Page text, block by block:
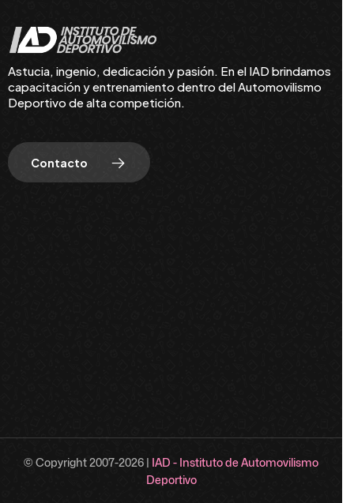
Astucia, ingenio, dedicación y pasión. En el IAD brindamos
capacitación y entrenamiento dentro del Automovilismo
Deportivo de alta competición.
Contacto
© Copyright 2007-2026 | IAD - Instituto de Automovilismo
Deportivo